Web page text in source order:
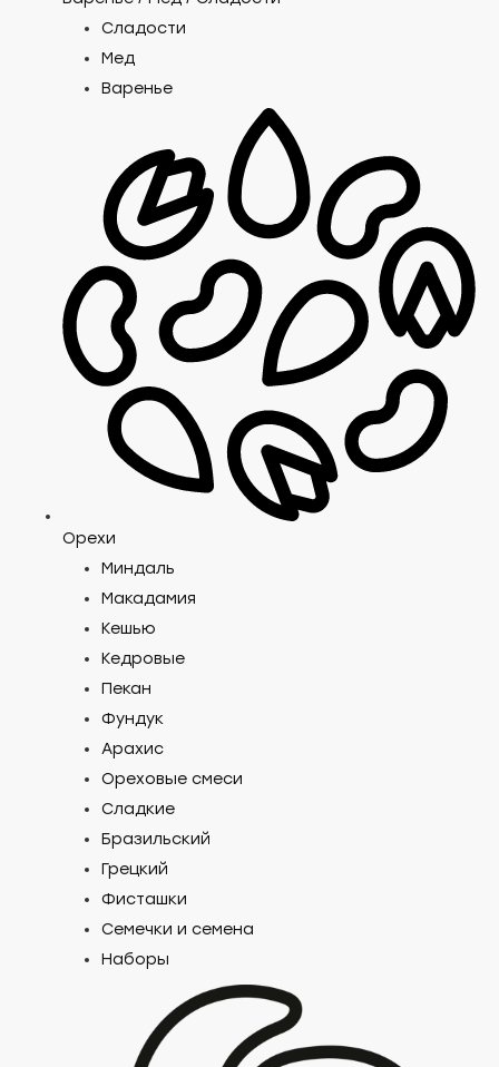
Сладости
Мед
Варенье
Орехи
Миндаль
Макадамия
Кешью
Кедровые
Пекан
Фундук
Арахис
Ореховые смеси
Сладкие
Бразильский
Грецкий
Фисташки
Семечки и семена
Наборы